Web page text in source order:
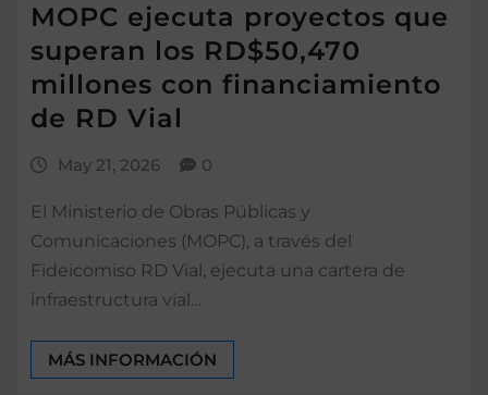
MOPC ejecuta proyectos que
superan los RD$50,470
millones con financiamiento
de RD Vial
May 21, 2026 0
El Ministerio de Obras Públicas y
Comunicaciones (MOPC), a través del
Fideicomiso RD Vial, ejecuta una cartera de
infraestructura vial…
MÁS INFORMACIÓN